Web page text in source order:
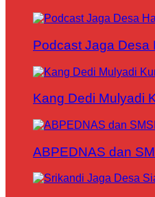
Podcast Jaga Desa
Kang Dedi Mulyadi
ABPEDNAS dan